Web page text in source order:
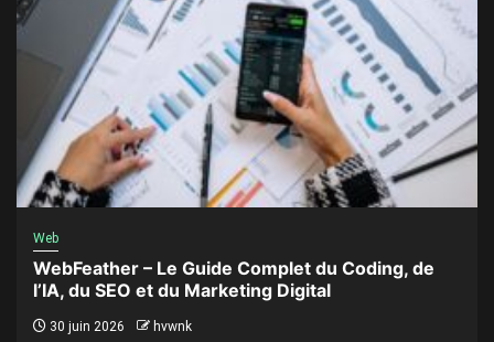
Web
WebFeather – Le Guide Complet du Coding, de
l’IA, du SEO et du Marketing Digital
30 juin 2026 hvwnk